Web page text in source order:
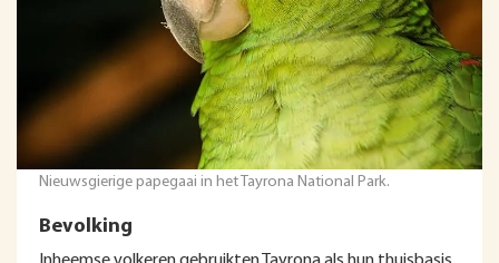
Nieuwsgierige papegaai in het Tayrona National Park.
Bevolking